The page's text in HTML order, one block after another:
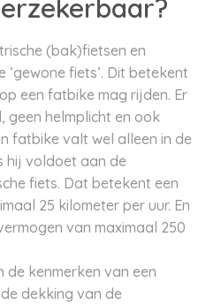
(bak)fietsen en
fiets’. Dit betekent
een fatbike mag rijden. Er
geen helmplicht en ook
fatbike valt wel alleen in de
hij voldoet aan de
fiets. Dat betekent een
25 kilometer per uur. En
van maximaal 250
kenmerken van een
dekking van de